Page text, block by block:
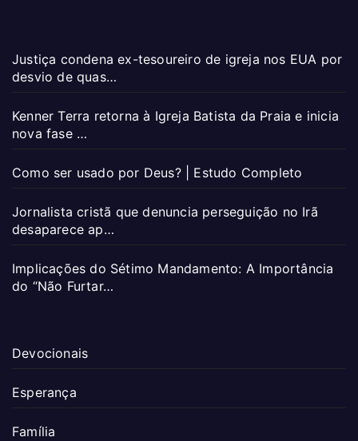
Justiça condena ex-tesoureiro de igreja nos EUA por
desvio de quas…
Kenner Terra retorna à Igreja Batista da Praia e inicia
nova fase …
Como ser usado por Deus? | Estudo Completo
Jornalista cristã que denuncia perseguição no Irã
desaparece ap…
Implicações do Sétimo Mandamento: A Importância
do “Não Furtar…
Devocionais
Esperança
Família